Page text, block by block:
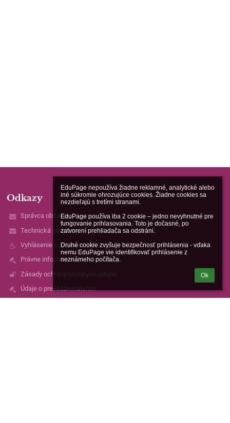
EduPage nepoužíva žiadne reklamné, analytické alebo
iné súkromie ohrozujúce cookies. Žiadne cookies sa
nezdieľajú s tretími stranami.
EduPage používa iba 2 cookie – jedno nevyhnutné pre
fungovanie prihlasovania. Toto je dočasné, po
zatvorení prehliadača sa odstráni.
Druhé cookie zvyšuje bezpečnosť prihlásenia - vďaka
nemu EduPage vie identifikovať prihlásenie z
neznámeho počítača.
Ok
Odkazy
Správca obsahu
Technická podpora
Vyhlásenie o prístupnosti
Právne informácie
Zásady ochrany osobných údajov
Údaje o prevádzkovateľovi